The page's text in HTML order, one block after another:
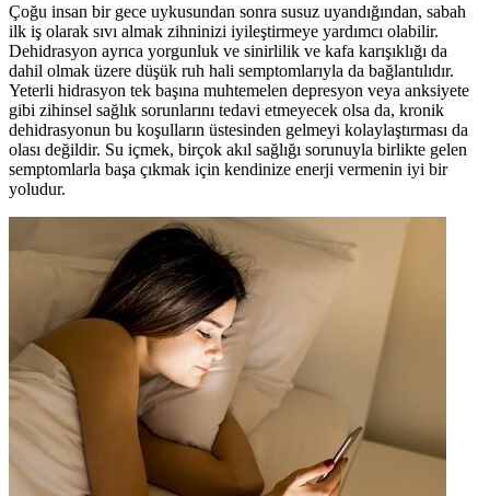
Çoğu insan bir gece uykusundan sonra susuz uyandığından, sabah
ilk iş olarak sıvı almak zihninizi iyileştirmeye yardımcı olabilir.
Dehidrasyon ayrıca yorgunluk ve sinirlilik ve kafa karışıklığı da
dahil olmak üzere düşük ruh hali semptomlarıyla da bağlantılıdır.
Yeterli hidrasyon tek başına muhtemelen depresyon veya anksiyete
gibi zihinsel sağlık sorunlarını tedavi etmeyecek olsa da, kronik
dehidrasyonun bu koşulların üstesinden gelmeyi kolaylaştırması da
olası değildir. Su içmek, birçok akıl sağlığı sorunuyla birlikte gelen
semptomlarla başa çıkmak için kendinize enerji vermenin iyi bir
yoludur.